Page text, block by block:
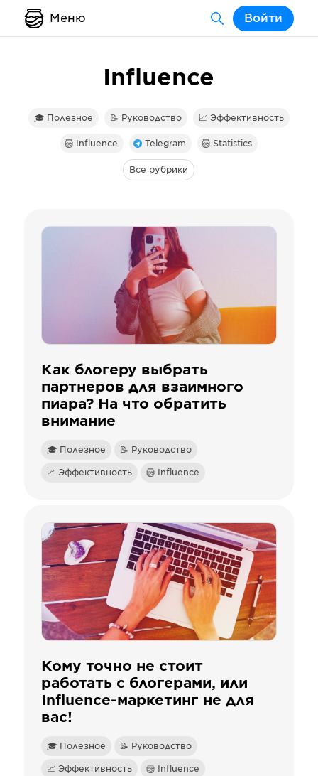
Меню Войти
Influence
🎓 Полезное 📝 Руководство 📈 Эффективность
Influence Telegram Statistics
Все рубрики
Как блогеру выбрать
партнеров для взаимного
пиара? На что обратить
внимание
🎓 Полезное 📝 Руководство
📈 Эффективность Influence
Кому точно не стоит
работать с блогерами, или
Influence-маркетинг не для
вас!
🎓 Полезное 📝 Руководство
📈 Эффективность Influence